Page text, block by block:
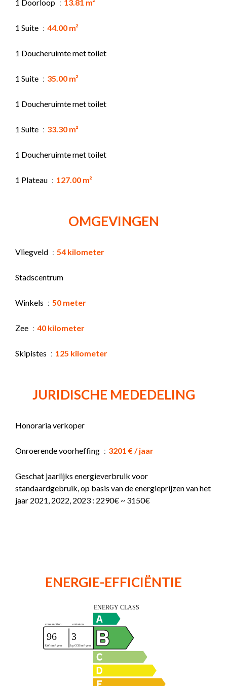
1 Doorloop 13.81 m²
1 Suite 44.00 m²
1 Doucheruimte met toilet
1 Suite 35.00 m²
1 Doucheruimte met toilet
1 Suite 33.30 m²
1 Doucheruimte met toilet
1 Plateau 127.00 m²
OMGEVINGEN
Vliegveld 54 kilometer
Stadscentrum
Winkels 50 meter
Zee 40 kilometer
Skipistes 125 kilometer
JURIDISCHE MEDEDELING
Honoraria verkoper
Onroerende voorheffing 3201 € / jaar
Geschat jaarlijks energieverbruik voor
standaardgebruik, op basis van de energieprijzen van het
jaar 2021, 2022, 2023 : 2290€ ~ 3150€
ENERGIE-EFFICIËNTIE